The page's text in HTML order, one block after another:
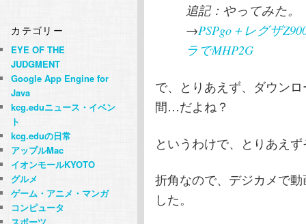
追記：やってみた。
→PSPgo＋レグザ
ラでMHP2G
で、とりあえず、ダウン
間…だよね？
というわけで、とりあえ
折角なので、デジカメで
した。
カテゴリー
EYE OF THE
JUDGMENT
Google App Engine for
Java
kcg.eduニュース・イベン
ト
kcg.eduの日常
アップルMac
イオンモールKYOTO
グルメ
ゲーム・アニメ・マンガ
コンピュータ